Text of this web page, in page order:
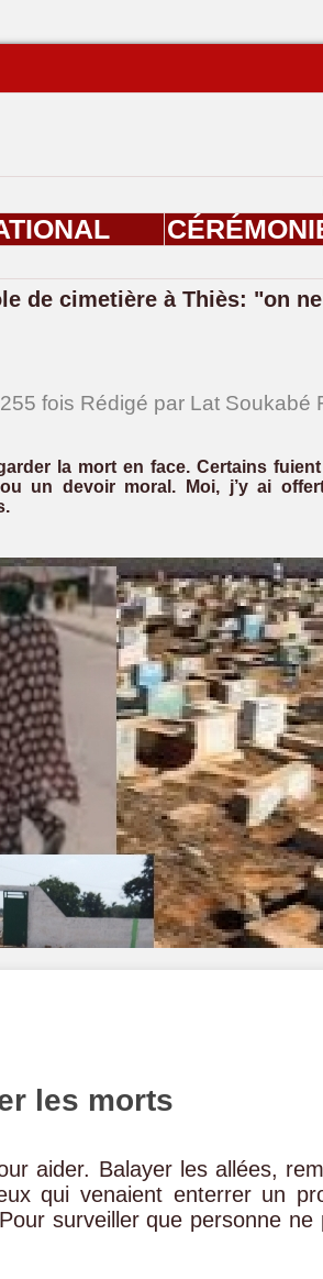
de cimetière à Thiès: "on
fois Rédigé par Lat Soukabé
la mort en face. Certains
un devoir moral. Moi, j’y ai
les morts
aider. Balayer les allées,
qui venaient enterrer un
surveiller que personne ne